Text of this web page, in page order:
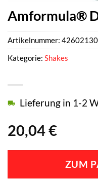
Amformula®
20,04€
Lieferung in 1-2
ZUM
Artikelnummer:
Kategorie: Shakes